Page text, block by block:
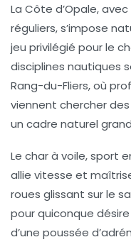
La Côte d’Opale,
réguliers, s’impose
jeu privilégié pour le
disciplines nautiques
Rang-du-Fliers, où
viennent chercher
un cadre naturel
Le char à voile, sport
allie vitesse et
roues glissant sur le
pour quiconque
d’une poussée